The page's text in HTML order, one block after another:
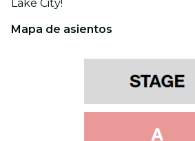
Lake City!
Mapa de asientos